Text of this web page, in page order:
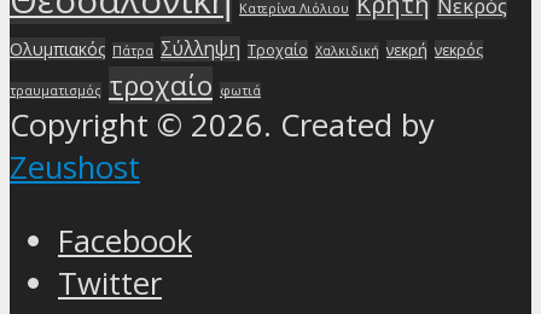
Κατερίνα Λιόλιου Νεκρός
Ολυμπιακός Πάτρα Σύλληψη Τροχαίο Χαλκιδική νεκρή νεκρός
τραυματισμός τροχαίο φωτιά
Copyright © 2026. Created by
Zeushost
Facebook
Twitter